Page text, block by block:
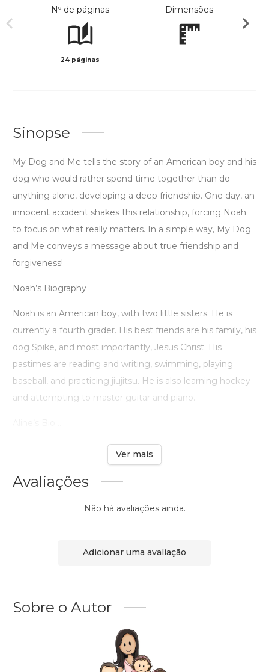
Nº de páginas
24 páginas
Dimensões
Sinopse
My Dog and Me tells the story of an American boy and his
dog who would rather spend time together than do
anything alone, developing a deep friendship. One day, an
innocent accident shakes this relationship, forcing Noah
to focus on what really matters. In a simple way, My Dog
and Me conveys a message about true friendship and
forgiveness!
Noah’s Biography
Noah is an American boy, with two little sisters. He is
currently a fourth grader. His best friends are his family, his
dog Spike, and most importantly, Jesus Christ. His
pastimes are reading and writing, swimming, playing
baseball, and practicing jiujitsu. He is also learning hockey
and attempting to master guitar and piano.
Ver mais
Avaliações
Não há avaliações ainda.
Adicionar uma avaliação
Sobre o Autor